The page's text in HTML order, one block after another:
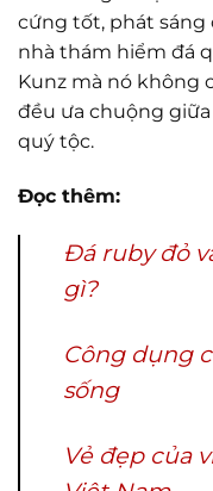
cứng tốt, phát sáng
nhà thám hiểm đá
Kunz mà nó không
đều ưa chuộng
quý tộc.
Đọc thêm:
Đá ruby đỏ
gì?
Công dụng
sống
Vẻ đẹp của